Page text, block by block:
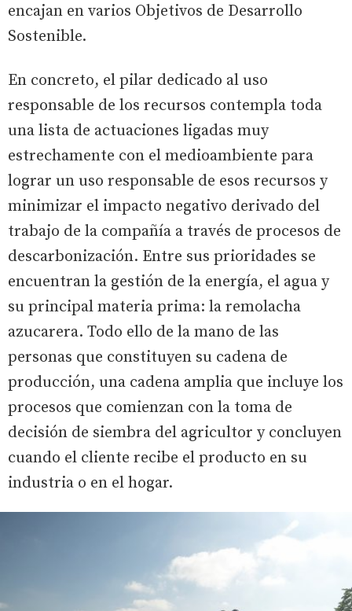
encajan en varios Objetivos de Desarrollo
Sostenible.
En concreto, el pilar dedicado al uso
responsable de los recursos contempla toda
una lista de actuaciones ligadas muy
estrechamente con el medioambiente para
lograr un uso responsable de esos recursos y
minimizar el impacto negativo derivado del
trabajo de la compañía a través de procesos de
descarbonización. Entre sus prioridades se
encuentran la gestión de la energía, el agua y
su principal materia prima: la remolacha
azucarera. Todo ello de la mano de las
personas que constituyen su cadena de
producción, una cadena amplia que incluye los
procesos que comienzan con la toma de
decisión de siembra del agricultor y concluyen
cuando el cliente recibe el producto en su
industria o en el hogar.